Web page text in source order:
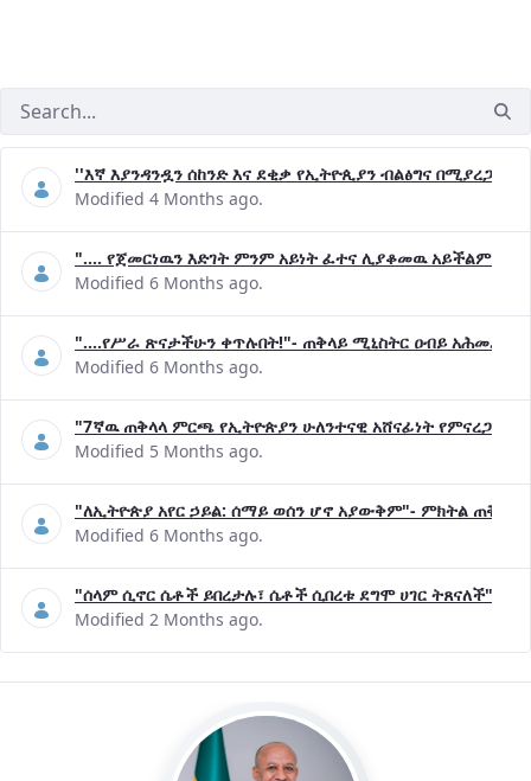
''እኛ እያንዳንዷን ሰከንድ እና ደቂቃ የኢትዮጲያን ብልፅግና
Modified 4 Months ago.
".... የጀመርነዉን እድገት ምንም አይነት ፈተና ሊያቆመዉ አይችልም"-
Modified 6 Months ago.
"....የሥራ ጽናታችሁን ቀጥሉበት!"- ጠቅላይ ሚኒስትር ዐብይ አሕመድ (ዶ/
Modified 6 Months ago.
"7ኛዉ ጠቅላላ ምርጫ የኢትዮጵያን ሁለንተናዊ አሸናፊነት
Modified 5 Months ago.
"ለኢትዮጵያ አየር ኃይል: ሰማይ ወሰን ሆኖ አያውቅም"- ምክትል ጠቅላይ
Modified 6 Months ago.
"ሰላም ሲኖር ሴቶች ይበረታሉ፣ ሴቶች ሲበረቱ ደግሞ ሀገር ትጸናለች"-
Modified 2 Months ago.